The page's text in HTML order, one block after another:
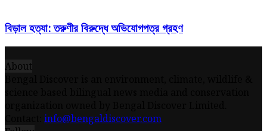
বিড়াল হত্যা: তরুণীর বিরুদ্ধে অভিযোগপত্র গ্রহণ
About
info@bengaldiscover.com